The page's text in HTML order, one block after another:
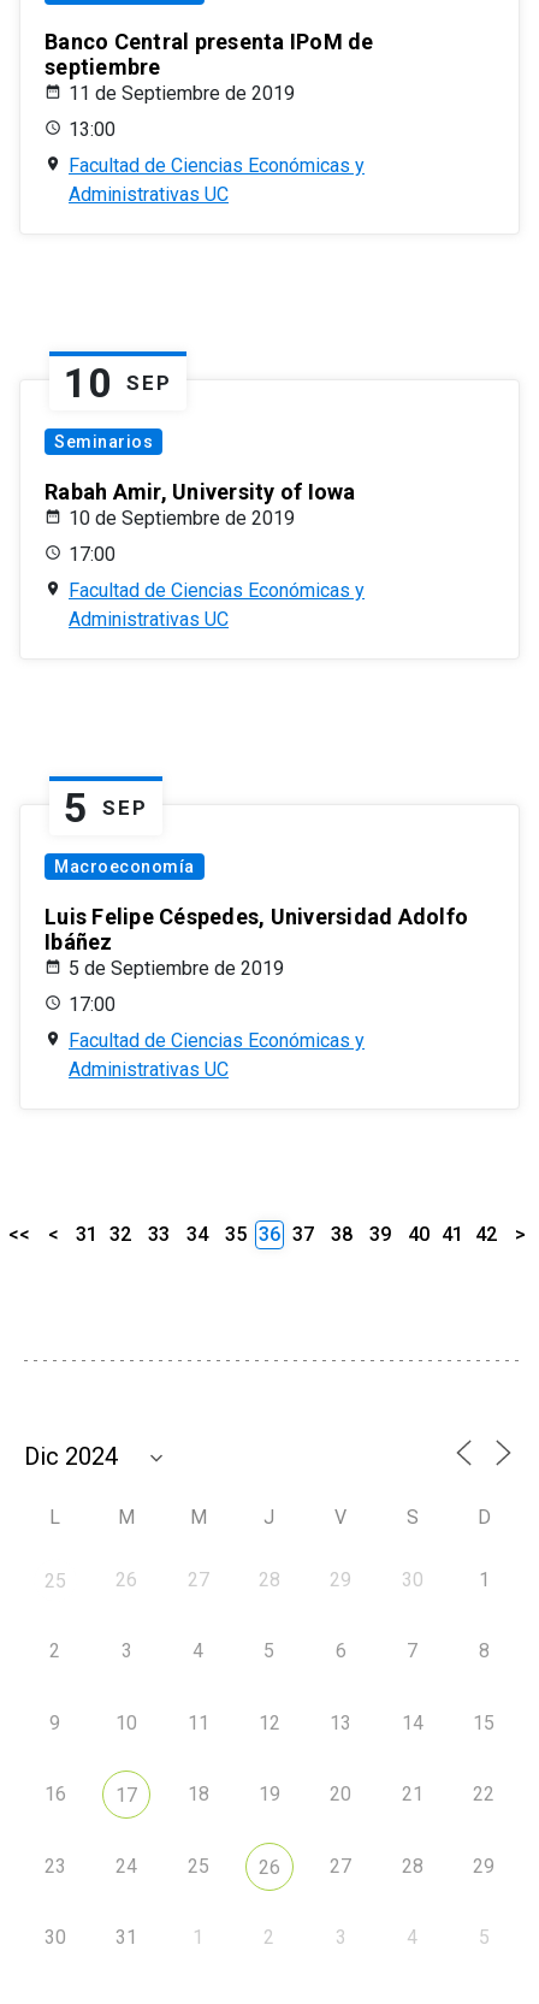
Banco Central presenta IPoM de
septiembre
11 de Septiembre de 2019
13:00
Facultad de Ciencias Económicas y
Administrativas UC
10 SEP
Seminarios
Rabah Amir, University of Iowa
10 de Septiembre de 2019
17:00
Facultad de Ciencias Económicas y
Administrativas UC
5 SEP
Macroeconomía
Luis Felipe Céspedes, Universidad Adolfo
Ibáñez
5 de Septiembre de 2019
17:00
Facultad de Ciencias Económicas y
Administrativas UC
<< < 31 32 33 34 35 36 37 38 39 40 41 42 >
L M M J V S D
25 26 27 28 29 30 1
2 3 4 5 6 7 8
9 10 11 12 13 14 15
16 17 18 19 20 21 22
23 24 25 26 27 28 29
30 31 1 2 3 4 5